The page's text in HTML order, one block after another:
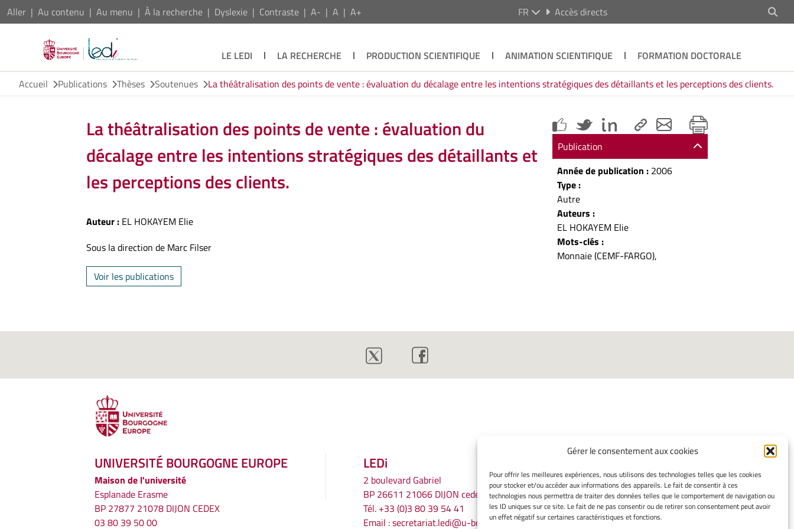
Gérer le consentement aux cookies
Pour offrir les meilleures expériences, nous utilisons des technologies telles que les cookies
pour stocker et/ou accéder aux informations des appareils. Le fait de consentir à ces
technologies nous permettra de traiter des données telles que le comportement de navigation ou
les ID uniques sur ce site. Le fait de ne pas consentir ou de retirer son consentement peut avoir
un effet négatif sur certaines caractéristiques et fonctions.
Aller Au contenu Au menu À la recherche Dyslexie Contraste A- A A+ FR Accès directs
LE LEDI LA RECHERCHE PRODUCTION SCIENTIFIQUE ANIMATION SCIENTIFIQUE
FORMATION DOCTORALE
Accueil
Publications Thèses Soutenues La théâtralisation des points de vente : évaluation du décalage entre les intentions stratégiques des détaillants et les perceptions des clients.
La théâtralisation des points de vente : évaluation du
décalage entre les intentions stratégiques des détaillants et
les perceptions des clients.
Auteur : EL HOKAYEM Elie
Sous la direction de Marc Filser
Voir les publications
Publication
Année de publication : 2006
Type :
Autre
Auteurs :
EL HOKAYEM Elie
Mots-clés :
Monnaie (CEMF-FARGO),
UNIVERSITÉ BOURGOGNE EUROPE
Maison de l'université
Esplanade Erasme
BP 27877 21078 DIJON CEDEX
03 80 39 50 00
LEDi
2 boulevard Gabriel
BP 26611 21066 DIJON cedex
Tél. +33 (0)3 80 39 54 41
Email :secretariat.ledi@u-bourgogne.fr
Mentions légales
Gérer mes cookies
Politique de cookies
Déclaration de confidentialité